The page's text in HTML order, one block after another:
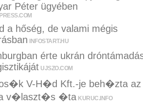
Péter ügyében
a hőség, de valami mégis
INFOSTART.HU
érte ukrán
UJSZO.COM
V-H�d Kft.-je beh�zta az
v�laszt�s �ta KURUC.INFO